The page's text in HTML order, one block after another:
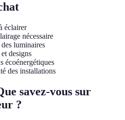
éclairer
nécessaire
luminaires
designs
écoénergétiques
des installations
savez-vous sur
?